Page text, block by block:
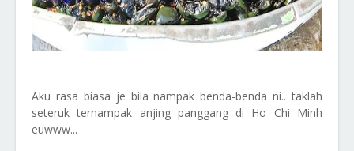
Aku rasa biasa je bila nampak benda-benda ni.. taklah
seteruk ternampak anjing panggang di Ho Chi Minh
euwww...